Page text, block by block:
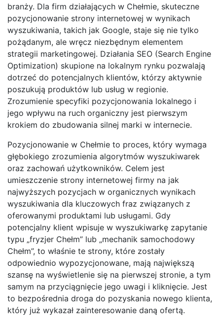
branży. Dla firm działających w Chełmie, skuteczne
pozycjonowanie strony internetowej w wynikach
wyszukiwania, takich jak Google, staje się nie tylko
pożądanym, ale wręcz niezbędnym elementem
strategii marketingowej. Działania SEO (Search Engine
Optimization) skupione na lokalnym rynku pozwalają
dotrzeć do potencjalnych klientów, którzy aktywnie
poszukują produktów lub usług w regionie.
Zrozumienie specyfiki pozycjonowania lokalnego i
jego wpływu na ruch organiczny jest pierwszym
krokiem do zbudowania silnej marki w internecie.
Pozycjonowanie w Chełmie to proces, który wymaga
głębokiego zrozumienia algorytmów wyszukiwarek
oraz zachowań użytkowników. Celem jest
umieszczenie strony internetowej firmy na jak
najwyższych pozycjach w organicznych wynikach
wyszukiwania dla kluczowych fraz związanych z
oferowanymi produktami lub usługami. Gdy
potencjalny klient wpisuje w wyszukiwarkę zapytanie
typu „fryzjer Chełm” lub „mechanik samochodowy
Chełm”, to właśnie te strony, które zostały
odpowiednio wypozycjonowane, mają największą
szansę na wyświetlenie się na pierwszej stronie, a tym
samym na przyciągnięcie jego uwagi i kliknięcie. Jest
to bezpośrednia droga do pozyskania nowego klienta,
który już wykazał zainteresowanie daną ofertą.